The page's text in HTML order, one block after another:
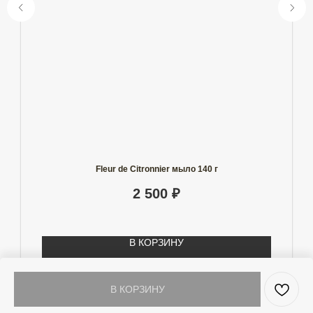
В КОРЗИНУ
Fleur de Citronnier мыло 140 г
2 500 ₽
В КОРЗИНУ